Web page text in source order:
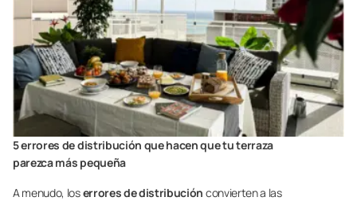
5 errores de distribución que hacen que tu terraza
parezca más pequeña
A menudo, loserrores de distribución convierten a las